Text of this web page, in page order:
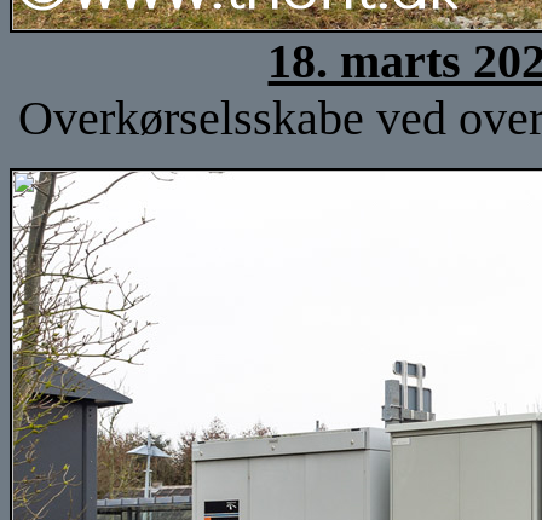
18. marts
Overkørselsskabe ved